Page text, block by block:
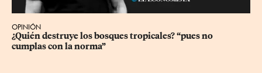
OPINIÓN
¿Quién destruye los bosques tropicales? “pues no
cumplas con la norma”